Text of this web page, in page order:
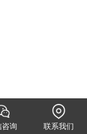
咨询 联系我们